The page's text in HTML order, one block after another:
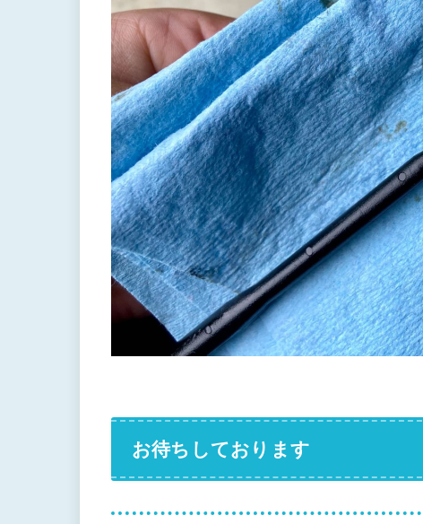
お待ちしております